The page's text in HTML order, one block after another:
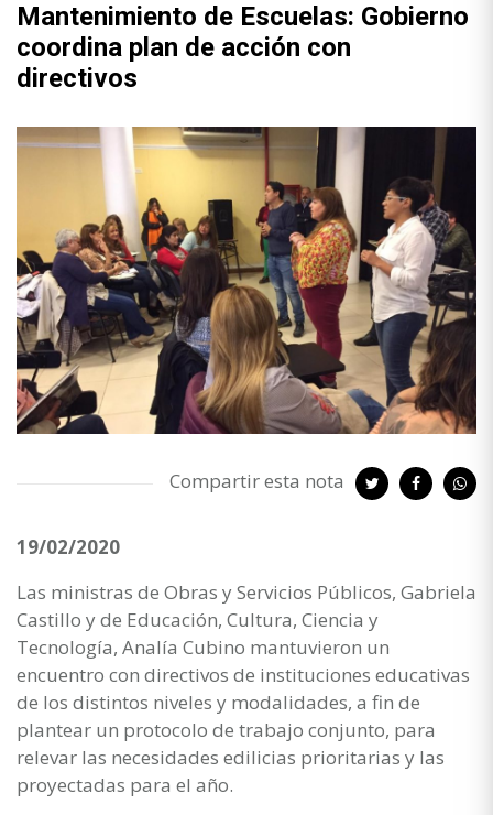
Mantenimiento de Escuelas: Gobierno
coordina plan de acción con
directivos
Compartir esta nota
19/02/2020
Las ministras de Obras y Servicios Públicos, Gabriela
Castillo y de Educación, Cultura, Ciencia y
Tecnología, Analía Cubino mantuvieron un
encuentro con directivos de instituciones educativas
de los distintos niveles y modalidades, a fin de
plantear un protocolo de trabajo conjunto, para
relevar las necesidades edilicias prioritarias y las
proyectadas para el año.